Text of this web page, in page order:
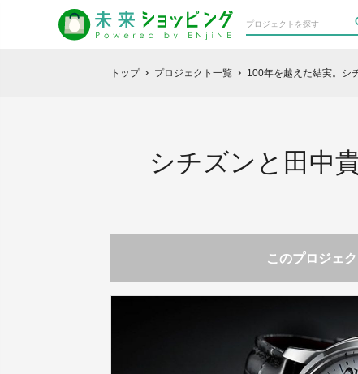
トップ chevron_right プロジェクト一覧 chevron_right 100年を越えた結実。シ
シチズンと田中
このプロジェ